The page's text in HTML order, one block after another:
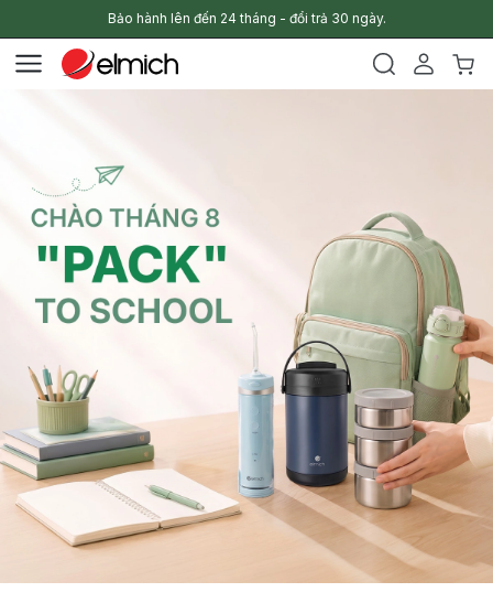
Bảo hành lên đến 24 tháng - đổi trả 30 ngày.